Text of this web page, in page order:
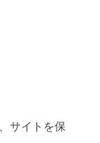
サイトを保